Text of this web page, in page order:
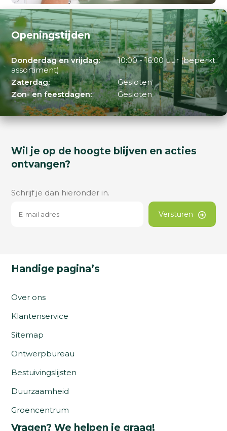
Openingstijden
Donderdag en vrijdag:
10:00 - 16:00 uur (beperkt
assortiment)
Zaterdag:
Gesloten
Zon- en feestdagen:
Gesloten
Wil je op de hoogte blijven en acties
ontvangen?
Schrijf je dan hieronder in.
Versturen
Handige pagina’s
Over ons
Klantenservice
Sitemap
Ontwerpbureau
Bestuivingslijsten
Duurzaamheid
Groencentrum
Vragen? We helpen je graag!